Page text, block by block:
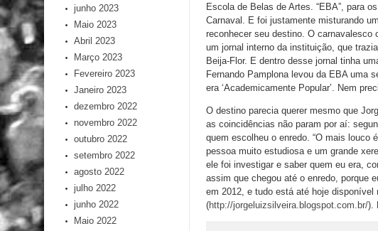
Escola de Belas de Artes. “EBA”, para
Carnaval. E foi justamente misturando
reconhecer seu destino. O carnavalesco
um jornal interno da instituição, que
Beija-Flor. E dentro desse jornal tinha
Fernando Pamplona levou da EBA uma
era ‘Academicamente Popular’. Nem
O destino parecia querer mesmo que
as coincidências não param por aí:
quem escolheu o enredo. “O mais louco
pessoa muito estudiosa e um grande
ele foi investigar e saber quem eu era,
assim que chegou até o enredo, porque
em 2012, e tudo está até hoje disponível
(http://jorgeluizsilveira.blogspot.com.br/).
junho 2023
Maio 2023
Abril 2023
Março 2023
Fevereiro 2023
Janeiro 2023
dezembro 2022
novembro 2022
outubro 2022
setembro 2022
agosto 2022
julho 2022
junho 2022
Maio 2022